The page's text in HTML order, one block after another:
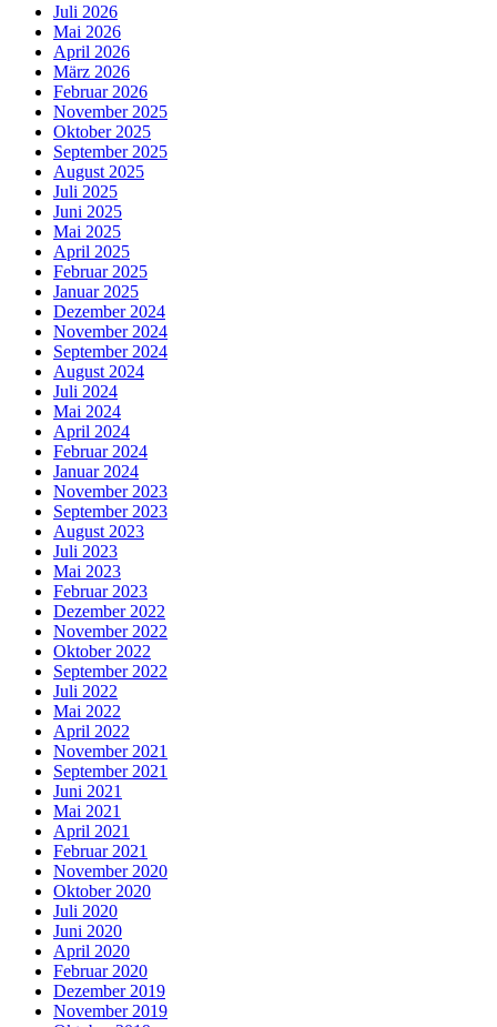
Juli 2026
Mai 2026
April 2026
März 2026
Februar 2026
November 2025
Oktober 2025
September 2025
August 2025
Juli 2025
Juni 2025
Mai 2025
April 2025
Februar 2025
Januar 2025
Dezember 2024
November 2024
September 2024
August 2024
Juli 2024
Mai 2024
April 2024
Februar 2024
Januar 2024
November 2023
September 2023
August 2023
Juli 2023
Mai 2023
Februar 2023
Dezember 2022
November 2022
Oktober 2022
September 2022
Juli 2022
Mai 2022
April 2022
November 2021
September 2021
Juni 2021
Mai 2021
April 2021
Februar 2021
November 2020
Oktober 2020
Juli 2020
Juni 2020
April 2020
Februar 2020
Dezember 2019
November 2019